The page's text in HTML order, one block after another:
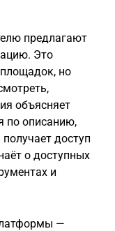
предлагают
Это
но
объясняет
по описанию,
доступ
о доступных
и
—